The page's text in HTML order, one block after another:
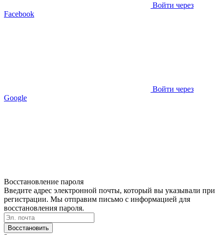
Войти через
Facebook
Войти через
Google
Восстановление пароля
Введите адрес электронной почты, который вы указывали при
регистрации. Мы отправим письмо с информацией для
восстановления пароля.
Восстановить